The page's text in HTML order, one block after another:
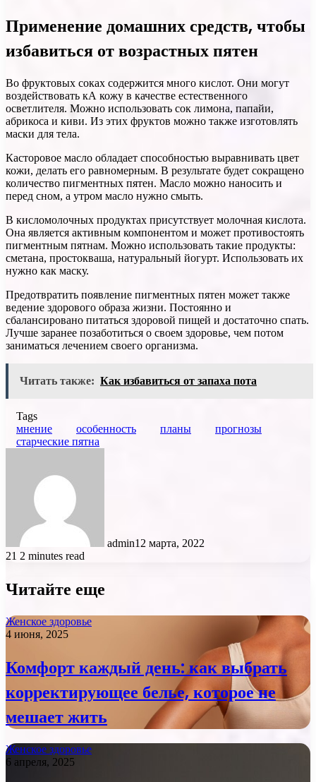
Применение домашних средств, чтобы
избавиться от возрастных пятен
Во фруктовых соках содержится много кислот. Они могут
воздействовать кА кожу в качестве естественного
осветлителя. Можно использовать сок лимона, папайи,
абрикоса и киви. Из этих фруктов можно также изготовлять
маски для тела.
Касторовое масло обладает способностью выравнивать цвет
кожи, делать его равномерным. В результате будет сокращено
количество пигментных пятен. Масло можно наносить и
перед сном, а утром масло нужно смыть.
В кисломолочных продуктах присутствует молочная кислота.
Она является активным компонентом и может противостоять
пигментным пятнам. Можно использовать такие продукты:
сметана, простокваша, натуральный йогурт. Использовать их
нужно как маску.
Предотвратить появление пигментных пятен может также
ведение здорового образа жизни. Постоянно и
сбалансировано питаться здоровой пищей и достаточно спать.
Лучше заранее позаботиться о своем здоровье, чем потом
заниматься лечением своего организма.
Читать также: Как избавиться от запаха пота
Tags
мнение
особенность планы
прогнозы
старческие пятна
admin12 марта, 2022
21 2 minutes read
Читайте еще
Женское здоровье
4 июня, 2025
Комфорт каждый день: как выбрать
корректирующее белье, которое не
мешает жить
Женское здоровье
6 апреля, 2025